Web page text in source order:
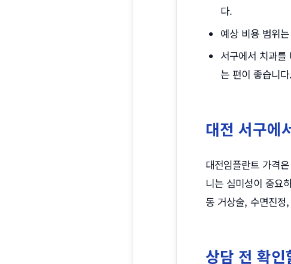
다.
예상 비용 범위
서구에서 치과
는 편이 좋습니다.
대전 서구에
대전임플란트 가격
니는 심미성이 중요
동 거상술, 수면진정
상담 전 확인